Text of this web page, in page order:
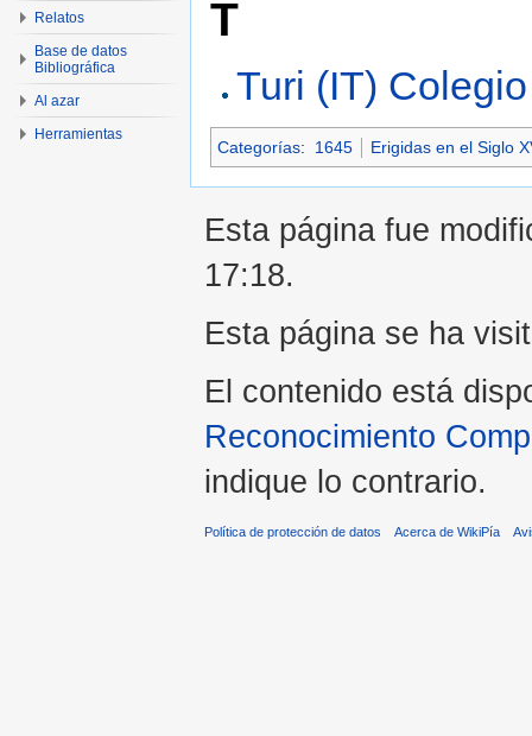
T
Turi (IT)
Categorías: 1645 Erigidas en el Siglo
Relatos
Base de datos
Bibliográfica
Al azar
Herramientas
Esta página fue
17:18.
Esta página se ha
El contenido está
Reconocimiento
indique lo contrario.
Política de protección de datos Acerca de WikiPía